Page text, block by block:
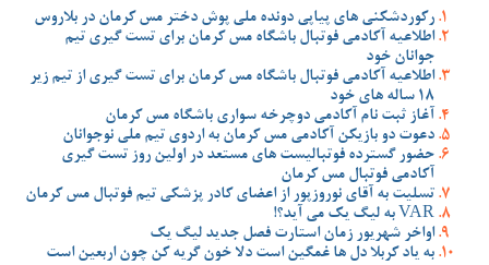
رکوردشکنی های پیاپی دونده ملی پوش دختر مس کرمان در بلاروس
اطلاعیه آکادمی فوتبال باشگاه مس کرمان برای تست گیری تیم
جوانان خود
اطلاعیه آکادمی فوتبال باشگاه مس کرمان برای تست گیری از تیم زیر
18 ساله های خود
آغاز ثبت نام آکادمی دوچرخه سواری باشگاه مس کرمان
دعوت دو بازیکن آکادمی مس کرمان به اردوی تیم ملی نوجوانان
حضور گسترده فوتبالیست های مستعد در اولین روز تست گیری
آکادمی فوتبال مس کرمان
تسلیت به آقای نوروزپور از اعضای کادر پزشکی تیم فوتبال مس کرمان
VAR به لیگ یک می آید؟!
اواخر شهریور زمان استارت فصل جدید لیگ یک
به یاد کربلا دل ها غمگین است دلا خون گریه کن چون اربعین است